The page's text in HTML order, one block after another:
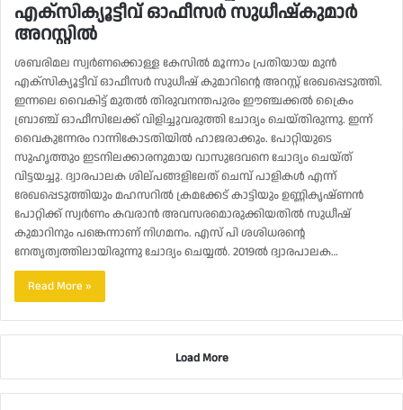
എക്സിക്യൂട്ടീവ് ഓഫീസർ സുധീഷ്കുമാർ
അറസ്റ്റിൽ
ശബരിമല സ്വർണക്കൊള്ള കേസിൽ മൂന്നാം പ്രതിയായ മുൻ
എക്സിക്യൂട്ടീവ് ഓഫീസർ സുധീഷ് കുമാറിൻ്റെ അറസ്റ്റ് രേഖപ്പെടുത്തി.
ഇന്നലെ വൈകിട്ട് മുതൽ തിരുവനന്തപുരം ഈഞ്ചക്കൽ ക്രൈം
ബ്രാഞ്ച് ഓഫീസിലേക്ക് വിളിച്ചുവരുത്തി ചോദ്യം ചെയ്തിരുന്നു. ഇന്ന്
വൈകുന്നേരം റാന്നികോടതിയിൽ ഹാജരാക്കും. പോറ്റിയുടെ
സുഹൃത്തുo ഇടനിലക്കാരനുമായ വാസുദേവനെ ചോദ്യം ചെയ്ത്
വിട്ടയച്ചു. ദ്വാരപാലക ശില്പങ്ങളിലേത് ചെമ്പ് പാളികൾ എന്ന്
രേഖപ്പെടുത്തിയും മഹസറിൽ ക്രമക്കേട് കാട്ടിയും ഉണ്ണികൃഷ്ണൻ
പോറ്റിക്ക് സ്വർണം കവരാൻ അവസരമൊരുക്കിയതിൽ സുധീഷ്
കുമാറിനും പങ്കെന്നാണ് നിഗമനം. എസ് പി ശശിധരന്റെ
നേതൃത്വത്തിലായിരുന്നു ചോദ്യം ചെയ്യൽ. 2019ൽ ദ്വാരപാലക…
Read More »
Load More